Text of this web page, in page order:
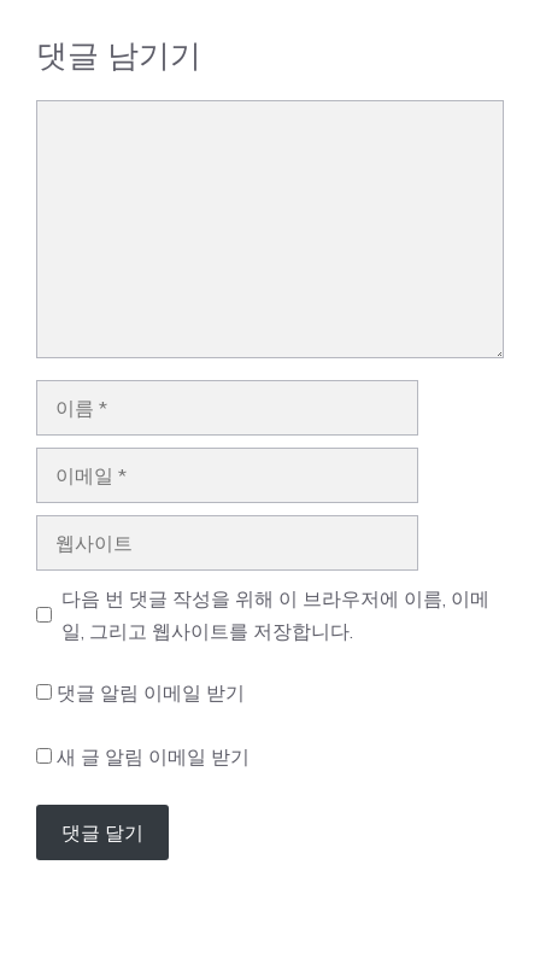
댓글 남기기
트
다음 번 댓글 작성을 위해 이 브라우저에 이름, 이메
일, 그리고 웹사이트를 저장합니다.
댓글 알림 이메일 받기
새 글 알림 이메일 받기